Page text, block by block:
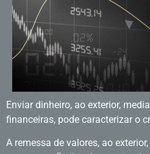
Enviar dinheiro, ao exterior,
financeiras, pode caracterizar o
A remessa de valores, ao